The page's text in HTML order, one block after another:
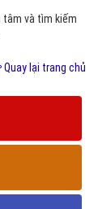
tâm và tìm kiếm
Quay lại trang chủ